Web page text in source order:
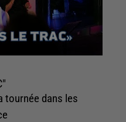
tournée dans les